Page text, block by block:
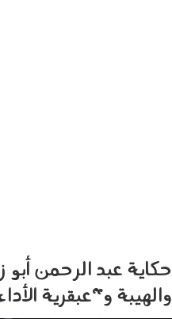
حكاية عبد الرحمن
والهيبة و"عبقرية